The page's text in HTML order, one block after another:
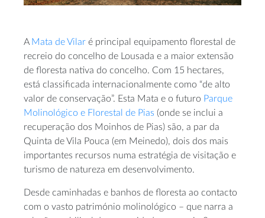
A Mata de Vilar é principal equipamento florestal de
recreio do concelho de Lousada e a maior extensão
de floresta nativa do concelho. Com 15 hectares,
está classificada internacionalmente como “de alto
valor de conservação”. Esta Mata e o futuro Parque
Molinológico e Florestal de Pias (onde se inclui a
recuperação dos Moinhos de Pias) são, a par da
Quinta de Vila Pouca (em Meinedo), dois dos mais
importantes recursos numa estratégia de visitação e
turismo de natureza em desenvolvimento.
Desde caminhadas e banhos de floresta ao contacto
com o vasto património molinológico – que narra a